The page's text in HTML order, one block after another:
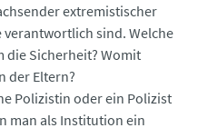
extremistischer
sind. Welche
die Sicherheit? Womit
der Eltern?
Polizistin oder ein Polizist
man als Institution ein